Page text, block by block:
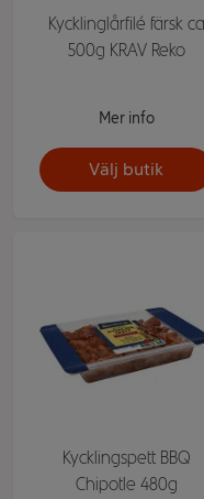
Kycklinglårfilé färsk ca
500g KRAV Reko
Mer info
Välj butik
Kycklingspett BBQ
Chipotle 480g